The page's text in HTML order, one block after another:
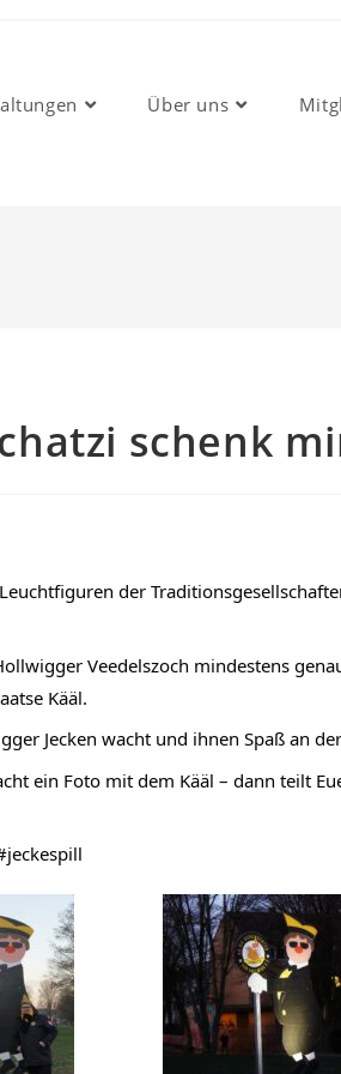
Über uns
schenk
der
Veedelszoch mindestens
Kääl.
Jecken wacht und ihnen Spaß an
ein Foto mit dem Kääl – dann teilt